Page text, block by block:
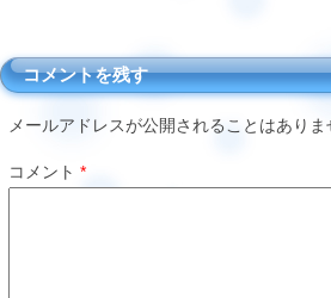
コメントを残す
メールアドレスが公開されることはありま
コメント *